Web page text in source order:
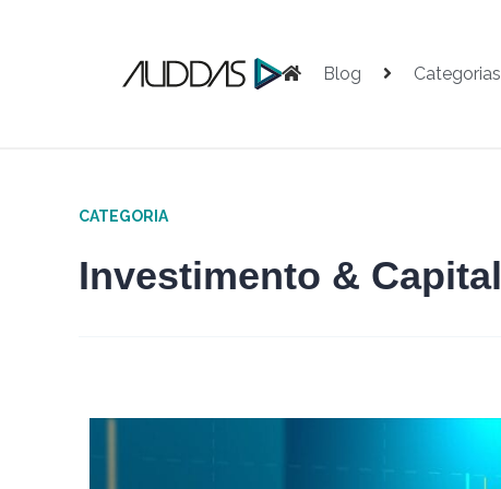
Blog Categorias
CATEGORIA
Investimento & Capital